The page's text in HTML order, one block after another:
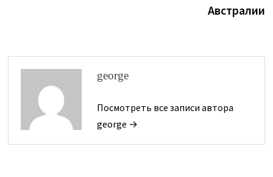
Австралии
george
Посмотреть все записи автора
george →